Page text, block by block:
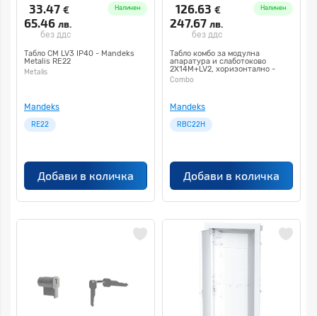
33.47 €
65.46 лв.
без ддс
Наличен
Табло СМ LV3 IP40 - Mandeks
Metalis RE22
Metalis
Mandeks
RE22
Добави в количка
126.63 €
247.67 лв.
без ддс
Наличен
Табло комбо за модулна
апаратура и слаботоково
2Х14М+LV2, хоризонтално -
Mandeks Combo RBC22H
Combo
Mandeks
RBC22H
Добави в количка